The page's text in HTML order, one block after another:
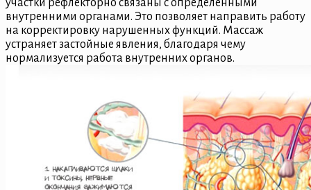
участки рефлекторно связаны с определенными
внутренними органами. Это позволяет направить работу
на корректировку нарушенных функций. Массаж
устраняет застойные явления, благодаря чему
нормализуется работа внутренних органов.